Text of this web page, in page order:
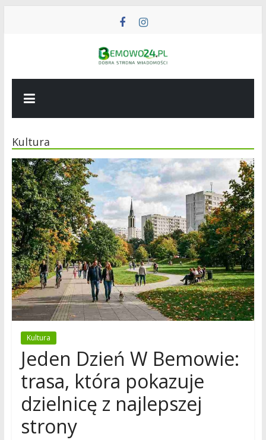
BEMOWO24
Kultura
Kultura
Jeden Dzień W Bemowie:
trasa, która pokazuje
dzielnicę z najlepszej
strony